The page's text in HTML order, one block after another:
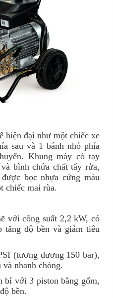
hiện đại như một chiếc xe
sau và 1 bánh nhỏ phía
Khung máy có tay
bình chứa chất tẩy rửa,
bọc nhựa cứng màu
chiếc mai rùa.
với công suất 2,2 kW, có
tăng độ bền và giảm tiêu
(tương đương 150 bar),
và nhanh chóng.
bỉ với 3 piston bằng gốm,
bền.